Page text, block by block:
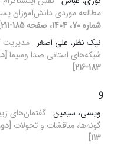
مطالعه موردی دانش‌آموزان
شماره 70، 1404، صفحه 185-211]
نیک نظر، علی اصغر مدیریت
شبکه‌های استانی صدا وسیما
183-216]
و
ویسی، سیمین گفتمان‌های
گونه‌ها، مناقشات و تحولات
113]